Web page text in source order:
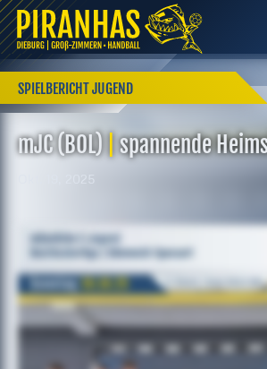
SPIELBERICHT JUGEND
mJC (BOL) |spannende